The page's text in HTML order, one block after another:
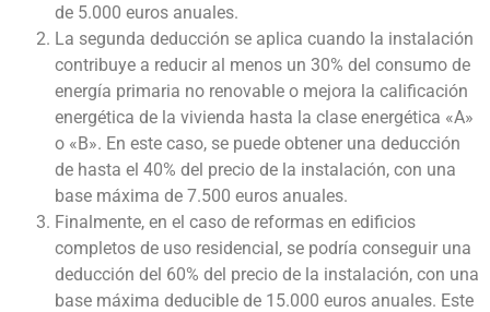
de 5.000 euros anuales.
La segunda deducción se aplica cuando la instalación
contribuye a reducir al menos un 30% del consumo de
energía primaria no renovable o mejora la calificación
energética de la vivienda hasta la clase energética «A»
o «B». En este caso, se puede obtener una deducción
de hasta el 40% del precio de la instalación, con una
base máxima de 7.500 euros anuales.
Finalmente, en el caso de reformas en edificios
completos de uso residencial, se podría conseguir una
deducción del 60% del precio de la instalación, con una
base máxima deducible de 15.000 euros anuales. Este